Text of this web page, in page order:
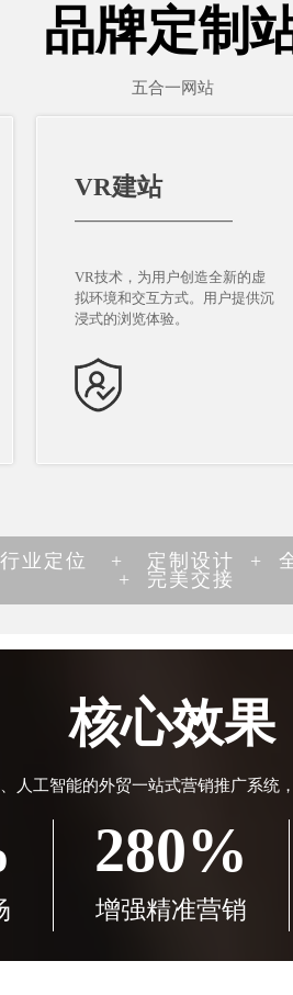
品牌定制
五合一网站
VR建站
————————————
VR技术，为用户创造全新的虚
拟环境和交互方式。用户提供沉
浸式的浏览体验。
VR建站
————————————
VR技术，为用户创造全新的虚
拟环境和交互方式。用户提供沉
浸式的浏览体验。
业定位 + 定制设计 +
+ 完美交接
核心效果
人工智能的外贸一站式营销推广系统
280%
增强精准营销